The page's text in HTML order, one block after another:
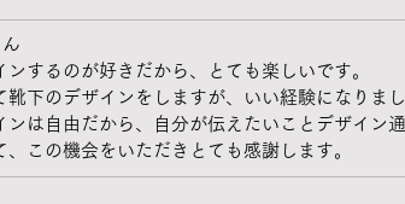
ンするのが好きだから、とても楽しいです。
靴下のデザインをしますが、いい経験になりまし
ンは自由だから、自分が伝えたいことデザイン
、この機会をいただきとても感謝します。